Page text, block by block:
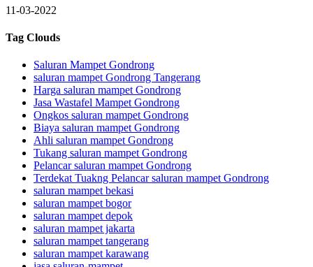
11-03-2022
Tag Clouds
Saluran Mampet Gondrong
saluran mampet Gondrong Tangerang
Harga saluran mampet Gondrong
Jasa Wastafel Mampet Gondrong
Ongkos saluran mampet Gondrong
Biaya saluran mampet Gondrong
Ahli saluran mampet Gondrong
Tukang saluran mampet Gondrong
Pelancar saluran mampet Gondrong
Terdekat Tuakng Pelancar saluran mampet Gondrong
saluran mampet bekasi
saluran mampet bogor
saluran mampet depok
saluran mampet jakarta
saluran mampet tangerang
saluran mampet karawang